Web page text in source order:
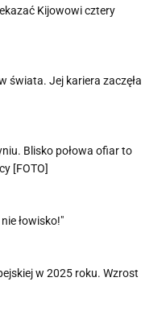
Kijowowi cztery
świata. Jej kariera zaczęła
Blisko połowa ofiar to
[FOTO]
łowisko!"
w 2025 roku. Wzrost